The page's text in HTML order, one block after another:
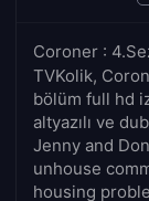
Coroner :
TVKolik,
bölüm full hd
altyazılı ve
Jenny and
unhouse
housing